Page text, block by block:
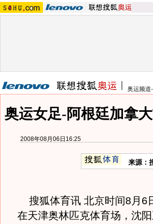
奥运频道
奥运女足-阿根廷加拿
2008年08月06日16:25
来源：
搜狐体育讯 北京时间8月6
在天津奥林匹克体育场，沈